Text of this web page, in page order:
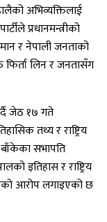
अभिव्यक्तिलाई
प्रधानमन्त्रीको
र नेपाली जनताको
फिर्ता लिन र जनतासँग
जेठ १७ गते
तथ्य र राष्ट्रिय
सभापति
इतिहास र राष्ट्रिय
आरोप लगाइएको छ